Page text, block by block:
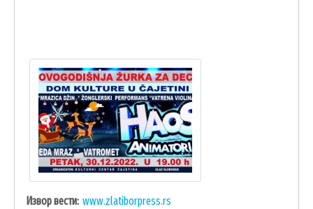
ПОСТАВИТЕ НАМ ПИТАЊЕ
Извор вести www.zlatiborpress.rs